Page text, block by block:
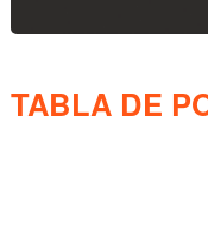
TABLA DE